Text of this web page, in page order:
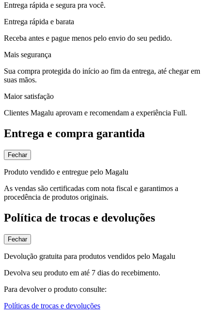
Entrega rápida e segura pra você.
Entrega rápida e barata
Receba antes e pague menos pelo envio do seu pedido.
Mais segurança
Sua compra protegida do início ao fim da entrega, até chegar em
suas mãos.
Maior satisfação
Clientes Magalu aprovam e recomendam a experiência Full.
Entrega e compra garantida
Fechar
Produto vendido e entregue pelo Magalu
As vendas são certificadas com nota fiscal e garantimos a
procedência de produtos originais.
Política de trocas e devoluções
Fechar
Devolução gratuita para produtos vendidos pelo Magalu
Devolva seu produto em até 7 dias do recebimento.
Para devolver o produto consulte:
Políticas de trocas e devoluções